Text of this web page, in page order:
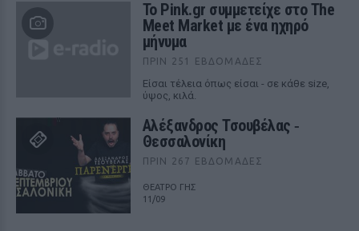
Το Pink.gr συμμετείχε στο The
Meet Market με ένα ηχηρό
μήνυμα
ΠΡΙΝ 251 ΕΒΔΟΜΆΔΕΣ
Είσαι τέλεια όπως είσαι - σε κάθε size,
ύψος, κιλά.
Αλέξανδρος Τσουβέλας ‑
Θεσσαλονίκη
ΠΡΙΝ 267 ΕΒΔΟΜΆΔΕΣ
ΘΕΑΤΡΟ ΓΗΣ
11/09